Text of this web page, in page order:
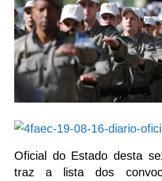
Oficial do Estado desta
traz a lista dos